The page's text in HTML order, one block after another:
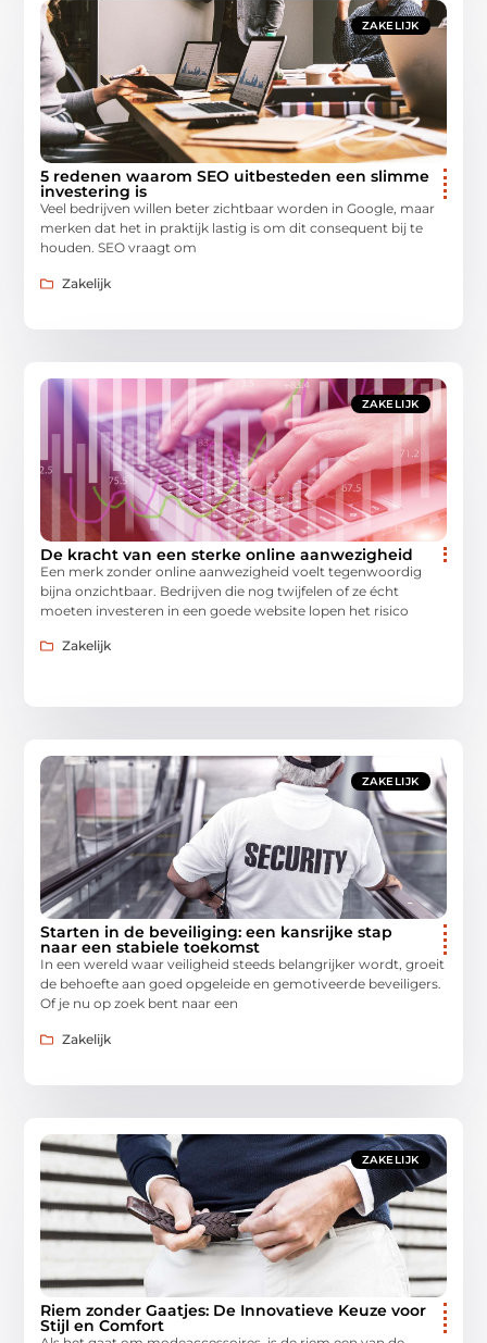
ZAKELIJK
5 redenen waarom SEO uitbesteden een slimme
investering is
Veel bedrijven willen beter zichtbaar worden in Google, maar
merken dat het in praktijk lastig is om dit consequent bij te
houden. SEO vraagt om
Zakelijk
ZAKELIJK
De kracht van een sterke online aanwezigheid
Een merk zonder online aanwezigheid voelt tegenwoordig
bijna onzichtbaar. Bedrijven die nog twijfelen of ze écht
moeten investeren in een goede website lopen het risico
Zakelijk
ZAKELIJK
Starten in de beveiliging: een kansrijke stap
naar een stabiele toekomst
In een wereld waar veiligheid steeds belangrijker wordt, groeit
de behoefte aan goed opgeleide en gemotiveerde beveiligers.
Of je nu op zoek bent naar een
Zakelijk
ZAKELIJK
Riem zonder Gaatjes: De Innovatieve Keuze voor
Stijl en Comfort